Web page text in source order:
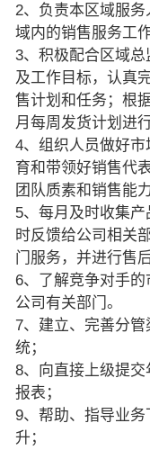
2、负责本区域服
域内的销售服务工
3、积极配合区域
及工作目标，认真
售计划和任务；根
月每周发货计划进
4、组织人员做好
育和带领好销售代
团队质素和销售能力
5、每月及时收集
时反馈给公司相关
门服务，并进行售
6、了解竞争对手
公司有关部门。
7、建立、完善分
统；
8、向直接上级提
报表；
9、帮助、指导业
升；